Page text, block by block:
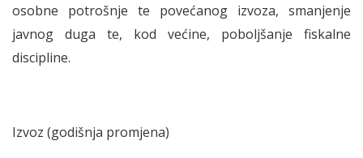
osobne potrošnje te povećanog izvoza, smanjenje
javnog duga te, kod većine, poboljšanje fiskalne
discipline.
Izvoz (godišnja promjena)